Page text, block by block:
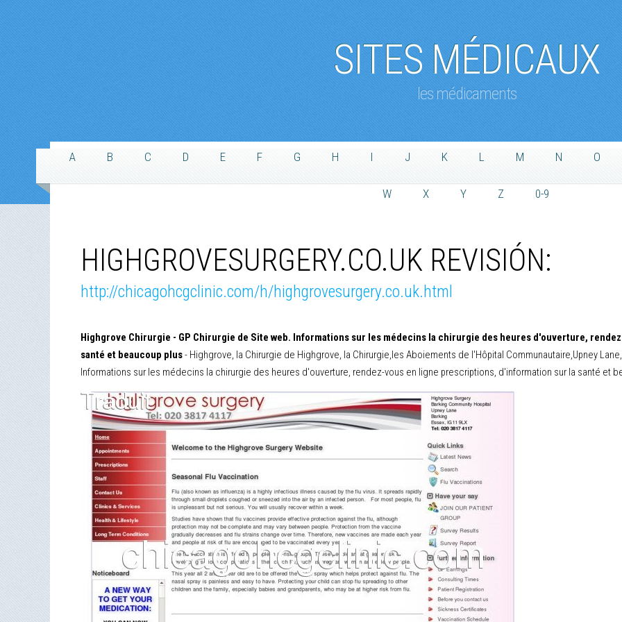
SITES MÉDICAUX
les médicaments
A B C D E F G H I J K L M N O
W X Y Z 0-9
HIGHGROVESURGERY.CO.UK REVISIÓN:
http://chicagohcgclinic.com/h/highgrovesurgery.co.uk.html
Highgrove Chirurgie - GP Chirurgie de Site web. Informations sur les médecins la chirurgie des heures d'ouverture,
santé et beaucoup plus- Highgrove, la Chirurgie de Highgrove, la Chirurgie,les Aboiements de l'Hôpital Communautaire,Upney
Informations sur les médecins la chirurgie des heures d'ouverture, rendez-vous en ligne prescriptions, d'information sur la santé et